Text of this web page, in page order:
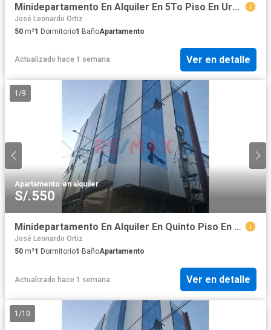
Minidepartamento En Alquiler En 5To Piso En Urbanización La Primavera - 303
José Leonardo Ortiz
50 m²1 Dormitorio1 BañoApartamento
Actualizado hace 1 semana Ver en detalle
1 /9
Apartamento·en alquiler
S/.550
Minidepartamento En Alquiler En Quinto Piso En Urb. La Primavera - Chiclayo
José Leonardo Ortiz
50 m²1 Dormitorio1 BañoApartamento
Actualizado hace 1 semana Ver en detalle
1 /10